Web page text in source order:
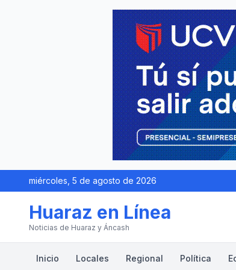
miércoles, 5 de agosto de 2026
Huaraz en Línea
Noticias de Huaraz y Áncash
Inicio Locales Regional Política